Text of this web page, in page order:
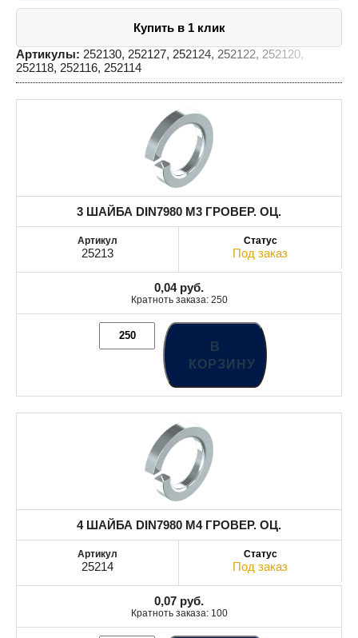
Купить в 1 клик
Артикулы: 252130, 252127, 252124, 252122, 252120,
252118, 252116, 252114
3 ШАЙБА DIN7980 М3 ГРОВЕР. ОЦ.
25213 Под заказ
0,04 руб.
Кратноть заказа: 250
В
КОРЗИНУ
4 ШАЙБА DIN7980 М4 ГРОВЕР. ОЦ.
25214 Под заказ
0,07 руб.
Кратноть заказа: 100